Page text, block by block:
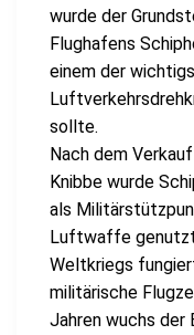
wurde der
Flughafens
einem der
sollte.
Nach dem
Knibbe wurde
als
Luftwaffe
Weltkriegs
militärische
Jahren wuchs der